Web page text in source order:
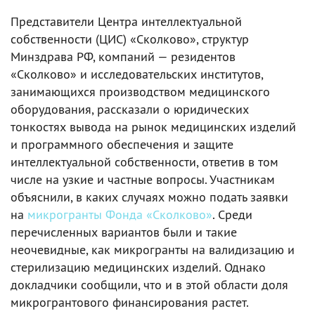
Представители Центра интеллектуальной
собственности (ЦИС) «Сколково», структур
Минздрава РФ, компаний — резидентов
«Сколково» и исследовательских институтов,
занимающихся производством медицинского
оборудования, рассказали о юридических
тонкостях вывода на рынок медицинских изделий
и программного обеспечения и защите
интеллектуальной собственности, ответив в том
числе на узкие и частные вопросы. Участникам
объяснили, в каких случаях можно подать заявки
на микрогранты Фонда «Сколково». Среди
перечисленных вариантов были и такие
неочевидные, как микрогранты на валидизацию и
стерилизацию медицинских изделий. Однако
докладчики сообщили, что и в этой области доля
микрогрантового финансирования растет.